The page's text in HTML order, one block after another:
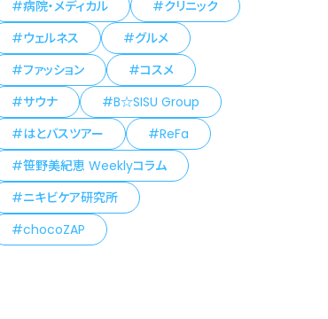
病院・メディカル
クリニック
ウェルネス
グルメ
ファッション
コスメ
サウナ
B☆SISU Group
はとバスツアー
ReFa
笹野美紀恵 Weeklyコラム
ニキビケア研究所
chocoZAP